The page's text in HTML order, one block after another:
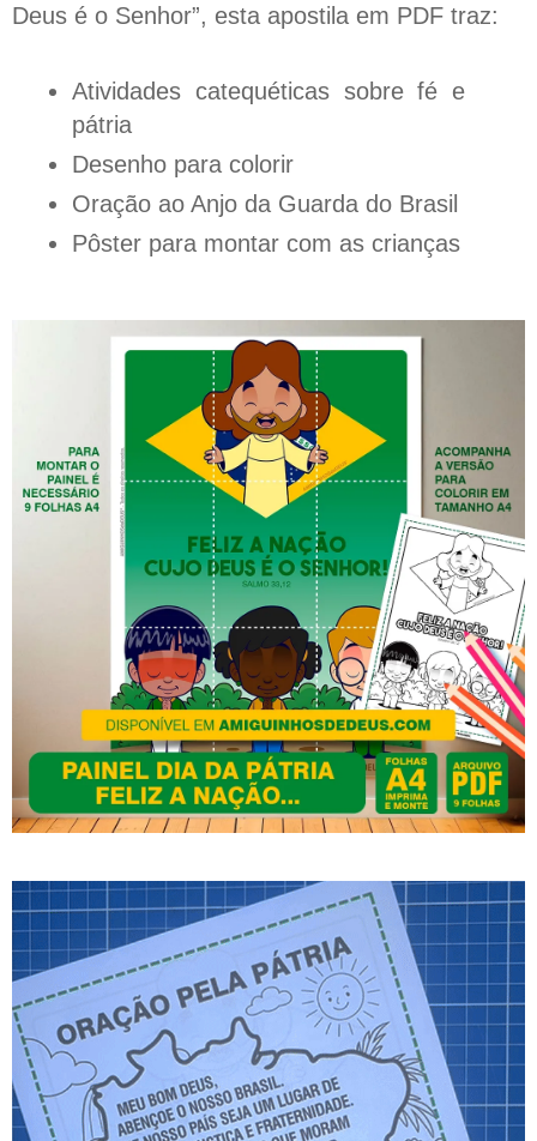
Deus é o Senhor”, esta apostila em PDF traz:
Atividades catequéticas sobre fé e
pátria
Desenho para colorir
Oração ao Anjo da Guarda do Brasil
Pôster para montar com as crianças